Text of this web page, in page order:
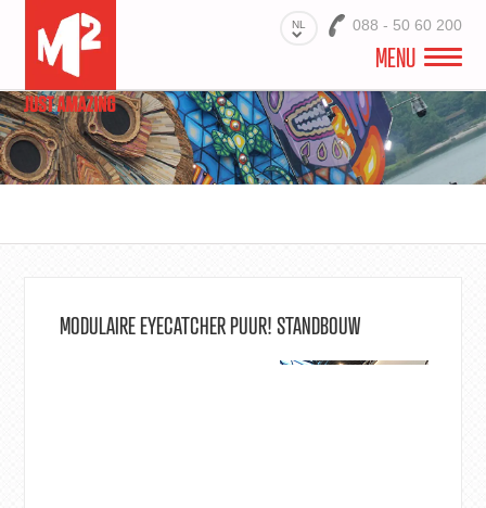
NL 088 - 50 60 200
MENU
M2 EXPO & STANDBOUW
STANDBOUW PROJECTEN
CONTACT
MODULAIRE EYECATCHER PUUR! STANDBOUW